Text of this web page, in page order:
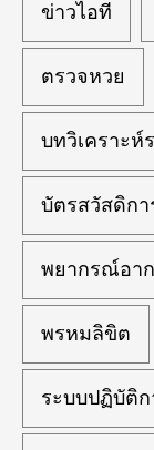
ข่าวไอที
ตรวจหวย
บทวิเคราะห์
บัตรสวัสดิกา
พยากรณ์อา
พรหมลิขิต
ระบบปฏิบัติก